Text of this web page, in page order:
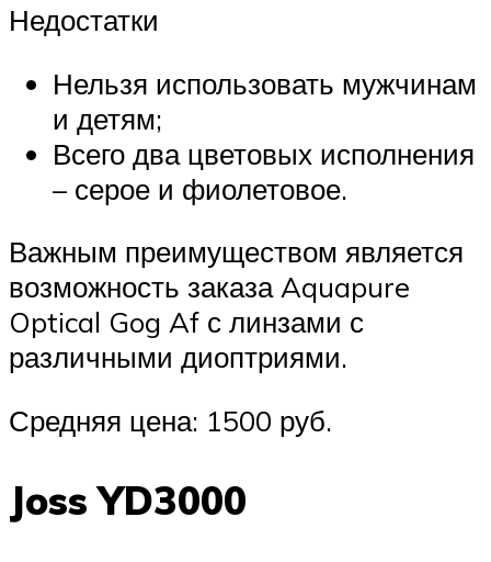
Недостатки
Нельзя использовать мужчинам
и детям;
Всего два цветовых исполнения
– серое и фиолетовое.
Важным преимуществом является
возможность заказа Aquapure
Optical Gog Af с линзами с
различными диоптриями.
Средняя цена: 1500 руб.
Joss YD3000